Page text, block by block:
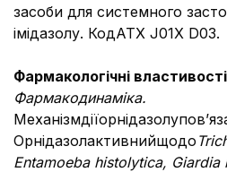
засоби для системного
імідазолу. КодATХ J01X D03.
Фармакологічні властивості
Фармакодинаміка.
Орнідазолактивнийщодо
Entamoeba histolytica, Giardia